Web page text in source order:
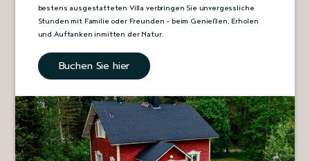
bestens ausgestatteten Villa verbringen Sie unvergessliche
Stunden mit Familie oder Freunden – beim Genießen, Erholen
und Auftanken inmitten der Natur.
Buchen Sie hier